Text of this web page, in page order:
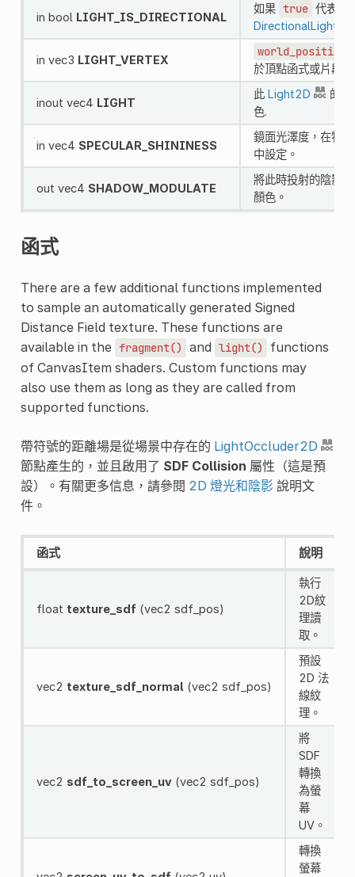
in bool LIGHT_IS_DIRECTIONAL
如果 true 代表是
DirectionalLight2D
in vec3 LIGHT_VERTEX
world_position
於頂點函式或片段函
inout vec4 LIGHT
此 Light2D
的輸
色.
in vec4 SPECULAR_SHININESS
鏡面光澤度，在物
中設定。
out vec4 SHADOW_MODULATE
將此時投射的陰影
顏色。
函式
There are a few additional functions implemented
to sample an automatically generated Signed
Distance Field texture. These functions are
available in the fragment() and light()
functions
of CanvasItem shaders. Custom functions may
also use them as long as they are called from
supported functions.
帶符號的距離場是從場景中存在的 LightOccluder2D
節點產生的，並且啟用了 SDF Collision 屬性（這是預
設）。有關更多信息，請參閱 2D 燈光和陰影說明文
件。
函式 說明
float texture_sdf (vec2 sdf_pos)
執行
2D紋
理讀
取。
vec2 texture_sdf_normal(vec2 sdf_pos)
預設
2D 法
線紋
理。
vec2 sdf_to_screen_uv(vec2 sdf_pos)
將
SDF
轉換
為螢
幕
UV。
轉換
螢幕